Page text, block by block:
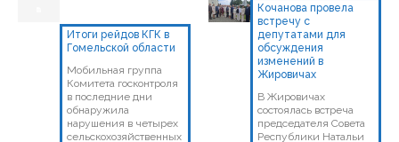
Итоги рейдов КГК в
Гомельской области
Мобильная группа
Комитета госконтроля
в последние дни
обнаружила
нарушения в четырех
сельскохозяйственных
Кочанова провела
встречу с
депутатами для
обсуждения
изменений в
Жировичах
В Жировичах
состоялась встреча
председателя Совета
Республики Натальи